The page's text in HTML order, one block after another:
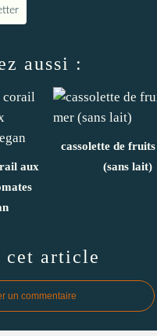
aussi :
aux
cassolette de
(sans lait)
cet article
un commentaire